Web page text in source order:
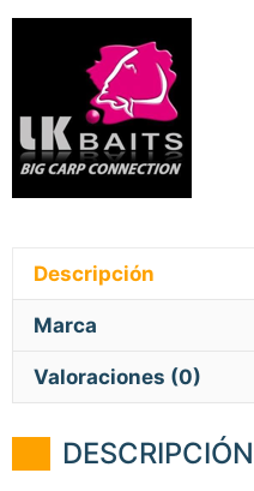
Descripción
Marca
Valoraciones (0)
DESCRIPCIÓN